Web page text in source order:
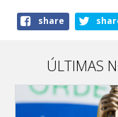
Shareshare
ÚLTIMAS